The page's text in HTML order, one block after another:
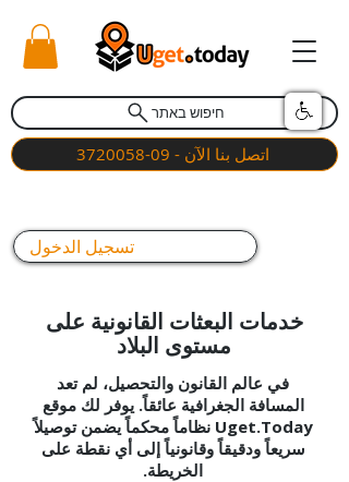
חיפוש באתר
اتصل بنا الآن - 09-3720058
تسجيل الدخول
خدمات البعثات القانونية على
مستوى البلاد
في عالم القانون والتحصيل، لم تعد
المسافة الجغرافية عائقاً. يوفر لك موقع
Uget.Today نظاماً محكماً يضمن توصيلاً
سريعاً ودقيقاً وقانونياً إلى أي نقطة على
الخريطة.